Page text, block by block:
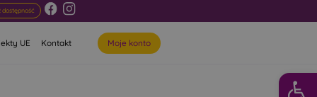
dostępność
UE Kontakt Moje konto